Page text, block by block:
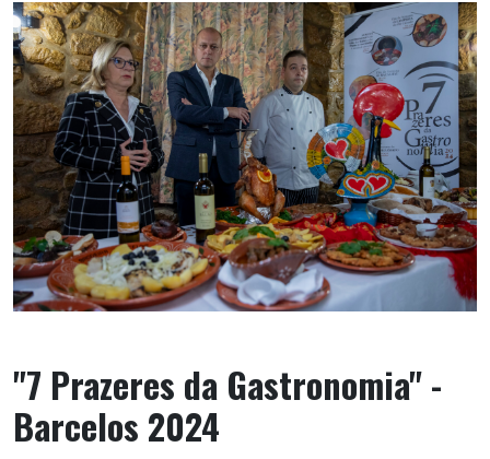
"7 Prazeres da Gastronomia" -
Barcelos 2024